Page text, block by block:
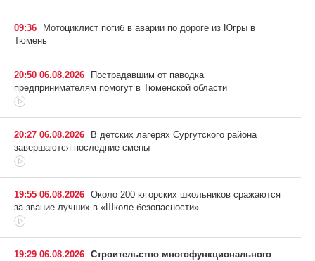
09:36
Мотоциклист погиб в аварии по дороге из Югры в
Тюмень
20:50 06.08.2026
Пострадавшим от паводка
предпринимателям помогут в Тюменской области
20:27 06.08.2026
В детских лагерях Сургутского района
завершаются последние смены
19:55 06.08.2026 Около 200 югорских школьников сражаются
за звание лучших в «Школе безопасности»
19:29 06.08.2026 Строительство многофункционального